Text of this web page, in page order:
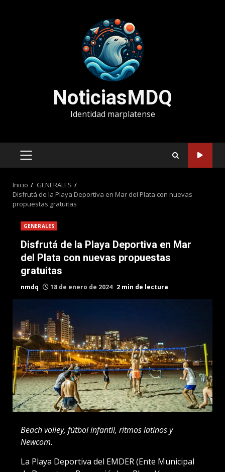
NoticiasMDQ
Identidad marplatense
MENÚ
Inicio
GENERALES
Disfrutá de la Playa Deportiva en Mar del Plata con nuevas
propuestas gratuitas
GENERALES
Disfrutá de la Playa Deportiva en Mar
del Plata con nuevas propuestas
gratuitas
nmdq 18 de enero de 2024 2 min de lectura
Beach volley, fútbol infantil, ritmos latinos y
Newcom.
La Playa Deportiva del EMDER (Ente Municipal